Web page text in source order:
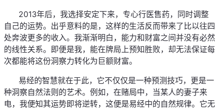
自己的运势。出乎意料的是，这样的生活反而带来了比以往四
处奔波更多的收入。我渐渐明白，能力和财富之间并没有必然
的线性关系。即便是我，能在牌局上预知胜败，却无法保证每
次都能将这份洞察力转化为巨额财富。
种洞察自然法则的艺术。例如，在赌局中，当某人的妻子来
电，我便知其运势即将逆转，这便是易经中的自然规律。它无